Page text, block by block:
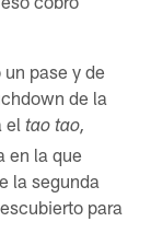
pase y de
de la
eltao tao,
en la que
la segunda
para